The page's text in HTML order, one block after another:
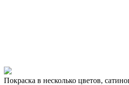
Покраска в несколько цветов,